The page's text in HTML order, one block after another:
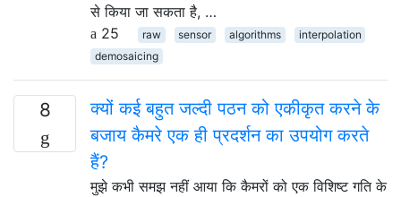
से किया जा सकता है, …
25
raw sensor algorithms
interpolation
demosaicing
8
क्यों कई बहुत जल्दी पठन को एकीकृत करने के
बजाय कैमरे एक ही प्रदर्शन का उपयोग करते
हैं?
मुझे कभी समझ नहीं आया कि कैमरों को एक विशिष्ट गति के